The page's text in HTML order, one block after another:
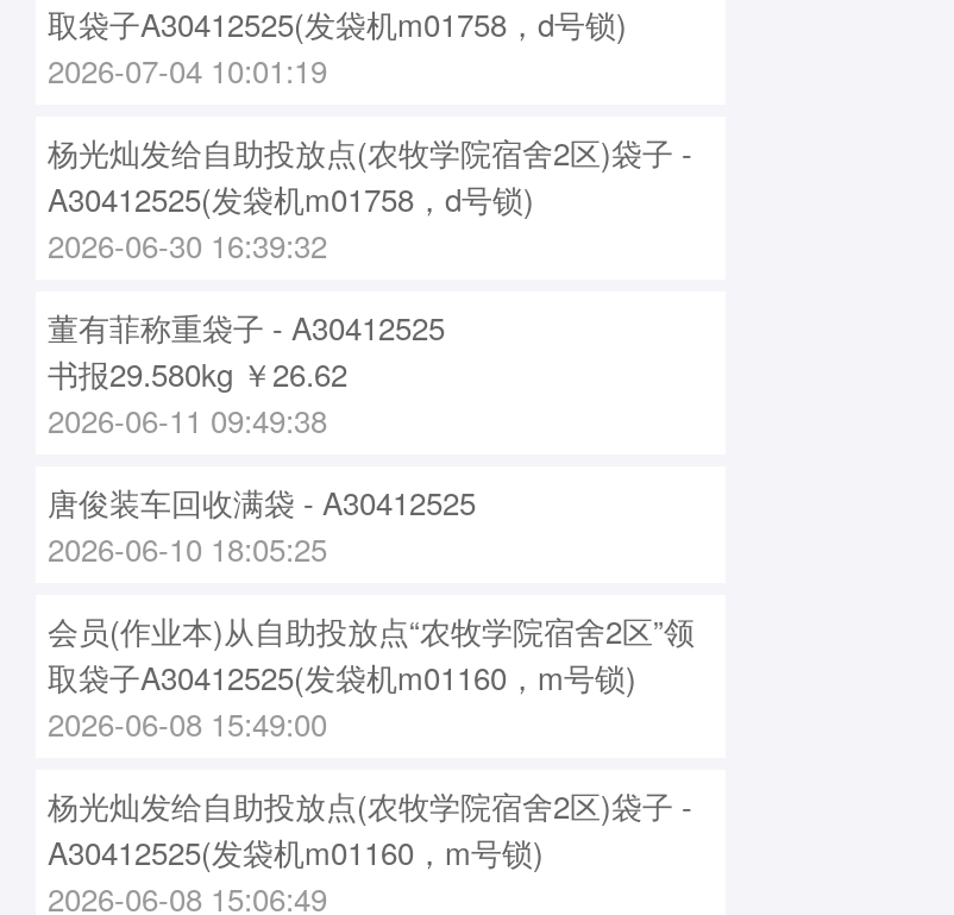
取袋子A30412525(发袋机m01758，d号锁)
2026-07-04 10:01:19
杨光灿发给自助投放点(农牧学院宿舍2区)袋子 -
A30412525(发袋机m01758，d号锁)
2026-06-30 16:39:32
董有菲称重袋子 - A30412525
书报29.580kg ￥26.62
2026-06-11 09:49:38
唐俊装车回收满袋 - A30412525
2026-06-10 18:05:25
会员(作业本)从自助投放点“农牧学院宿舍2区”领
取袋子A30412525(发袋机m01160，m号锁)
2026-06-08 15:49:00
杨光灿发给自助投放点(农牧学院宿舍2区)袋子 -
A30412525(发袋机m01160，m号锁)
2026-06-08 15:06:49